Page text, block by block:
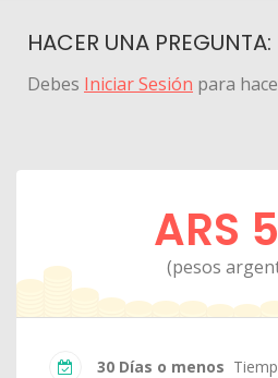
HACER UNA PREGUNTA:
Debes Iniciar Sesión para
ARS
(pesos
30 Días o menos